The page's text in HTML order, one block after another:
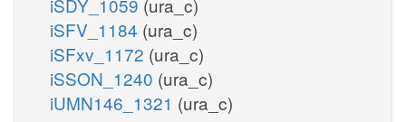
iSFV_1184 (ura_c)
iSFxv_1172 (ura_c)
iSSON_1240 (ura_c)
iUMN146_1321 (ura_c)